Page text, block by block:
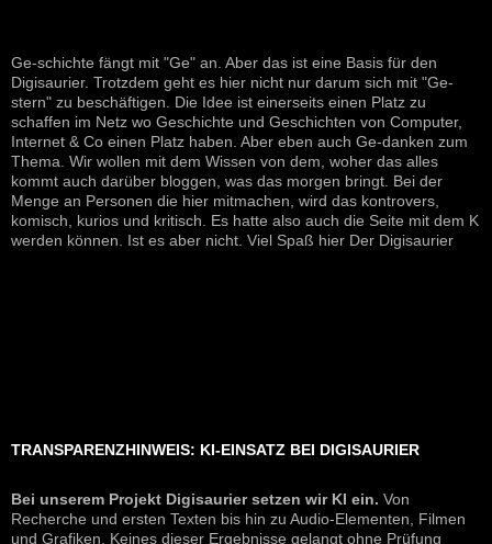
Ge-schichte fängt mit "Ge" an. Aber das ist eine Basis für den
Digisaurier. Trotzdem geht es hier nicht nur darum sich mit "Ge-
stern" zu beschäftigen. Die Idee ist einerseits einen Platz zu
schaffen im Netz wo Geschichte und Geschichten von Computer,
Internet & Co einen Platz haben. Aber eben auch Ge-danken zum
Thema. Wir wollen mit dem Wissen von dem, woher das alles
kommt auch darüber bloggen, was das morgen bringt. Bei der
Menge an Personen die hier mitmachen, wird das kontrovers,
komisch, kurios und kritisch. Es hatte also auch die Seite mit dem K
werden können. Ist es aber nicht. Viel Spaß hier Der Digisaurier
TRANSPARENZHINWEIS: KI-EINSATZ BEI DIGISAURIER
Bei unserem Projekt Digisaurier setzen wir KI ein. Von
Recherche und ersten Texten bis hin zu Audio-Elementen, Filmen
und Grafiken. Keines dieser Ergebnisse gelangt ohne Prüfung